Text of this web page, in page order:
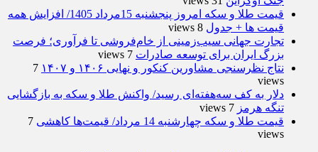
قیمت طلا و سکه امروز پنجشنبه 15مرداد 1405/ افزایش همه
قیمت ها + جدول 8 views
تجارت جهانی سیب‌زمینی از خام‌فروشی تا فرآوری؛ فرصت
بزرگ ایران برای توسعه صادرات 7 views
نتاج نظرسنجی مشاورین کنکور و نهایی ۱۴۰۶ و ۱۴۰۷
7
views
دلار به کف سه‌هفته‌ای رسید/ واکنش طلا و سکه به بازگشایی
تنگه هرمز 7 views
قیمت طلا و سکه چهارشنبه 14 مرداد/ قیمت‌ها کاهشی
7
views